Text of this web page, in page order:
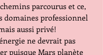
parcourus et ce,
domaines professionnel
aussi privé!
ne devrait pas
puisque Mars planète